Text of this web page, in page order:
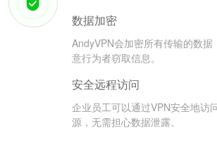
数据加密
AndyVPN会加密所有传输的数据
意行为者窃取信息。
安全远程访问
企业员工可以通过VPN安全地访
源，无需担心数据泄露。